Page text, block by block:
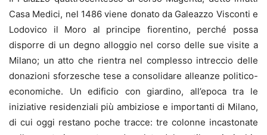
Casa Medici, nel 1486 viene donato da Galeazzo Visconti e
Lodovico il Moro al principe fiorentino, perché possa
disporre di un degno alloggio nel corso delle sue visite a
Milano; un atto che rientra nel complesso intreccio delle
donazioni sforzesche tese a consolidare alleanze politico-
economiche. Un edificio con giardino, all’epoca tra le
iniziative residenziali più ambiziose e importanti di Milano,
di cui oggi restano poche tracce: tre colonne incastonate